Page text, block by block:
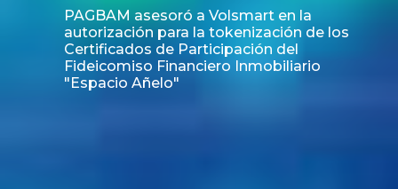
PAGBAM asesoró a Volsmart en la
autorización para la tokenización de los
Certificados de Participación del
Fideicomiso Financiero Inmobiliario
"Espacio Añelo"